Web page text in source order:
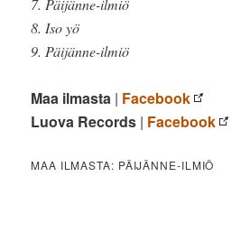
7. Päijänne-ilmiö
8. Iso yö
9. Päijänne-ilmiö
Maa ilmasta | Facebook
Luova Records | Facebook
MAA ILMASTA: PÄIJÄNNE-ILMIÖ